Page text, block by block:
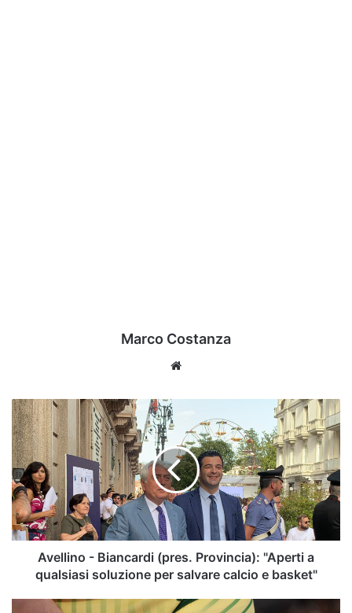
Marco Costanza
Avellino
-
Biancardi
(pres.
Provincia):
"Aperti
a
qualsiasi
soluzione
salvare
Avellino - Biancardi (pres. Provincia): "Aperti a
qualsiasi soluzione per salvare calcio e basket"
Scandone